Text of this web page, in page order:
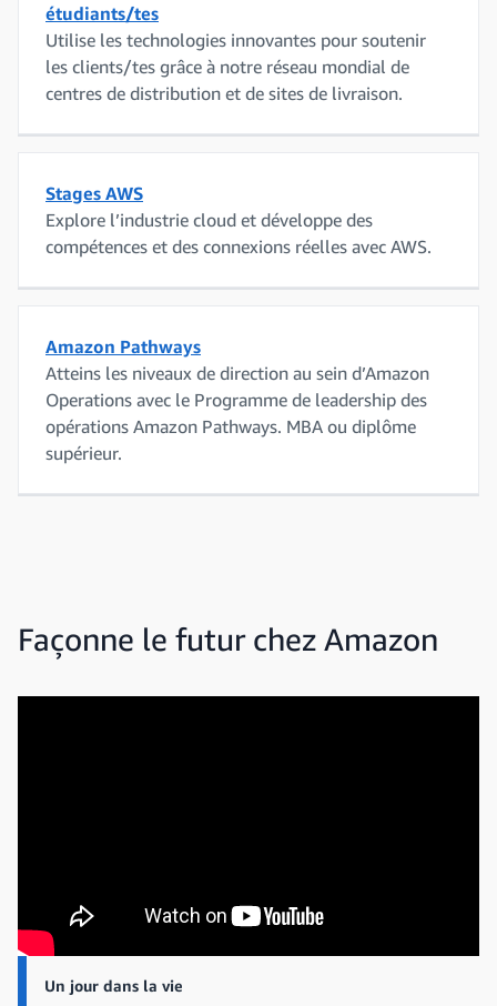
étudiants/tes
Utilise les technologies innovantes pour soutenir
les clients/tes grâce à notre réseau mondial de
centres de distribution et de sites de livraison.
Stages AWS
Explore l’industrie cloud et développe des
compétences et des connexions réelles avec AWS.
Amazon Pathways
Atteins les niveaux de direction au sein d’Amazon
Operations avec le Programme de leadership des
opérations Amazon Pathways. MBA ou diplôme
supérieur.
Façonne le futur chez Amazon
Un jour dans la vie